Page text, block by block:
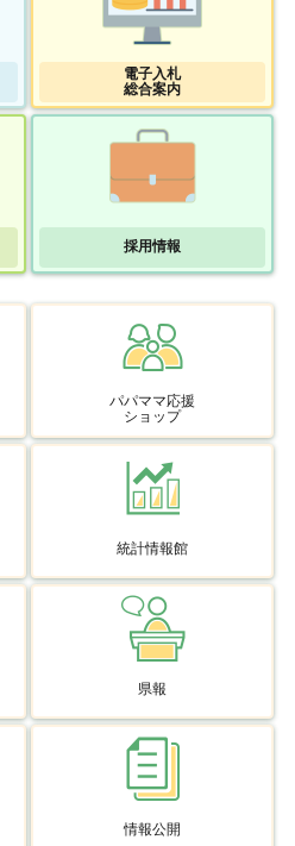
電子入札
総合案内
採用情報
パパママ応援
ショップ
統計情報館
県報
情報公開